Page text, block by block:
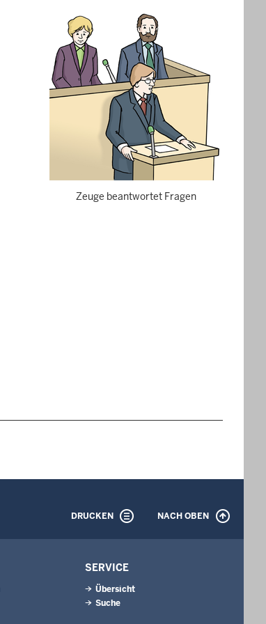
Zeuge beantwortet Fragen
DRUCKEN NACH OBEN
SERVICE
Übersicht
Suche